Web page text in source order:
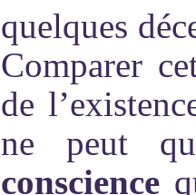
quelques
Comparer
de
ne peut
conscience